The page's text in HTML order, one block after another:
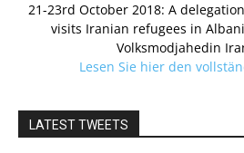
21-23rd October 2018: A
visits Iranian refugees in
Volksmodjahedin
Lesen Sie hier den
LATEST TWEETS